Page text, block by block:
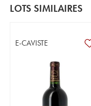
LOTS SIMILAIRES
E-CAVISTE